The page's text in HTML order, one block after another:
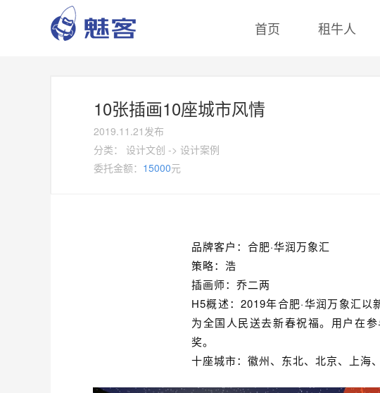
首页 租牛人
10张插画10座城市风情
2019.11.21发布
分类： 设计文创 -> 设计案例
委托金额： 15000元
品牌客户：合肥·华润万象汇
策略：浩
插画师：乔二两
H5概述：2019年合肥·华润万象汇
为全国人民送去新春祝福。用户在
奖。
十座城市：徽州、东北、北京、上海